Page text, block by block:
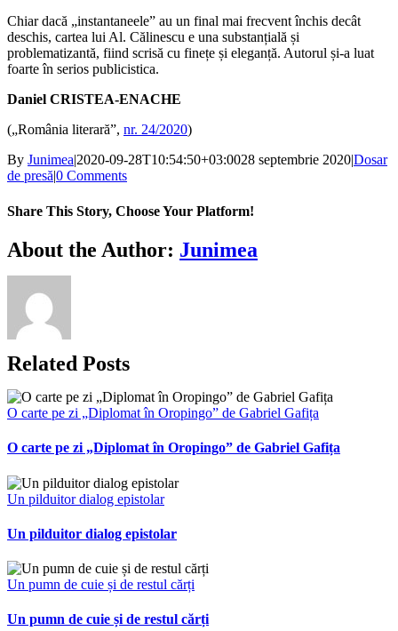
Chiar dacă „instantaneele” au un final mai frecvent închis decât
deschis, cartea lui Al. Călinescu e una substanțială și
problematizantă, fiind scrisă cu finețe și eleganță. Autorul și-a luat
foarte în serios publicistica.
Daniel CRISTEA-ENACHE
(„România literară”, nr. 24/2020)
By Junimea|2020-09-28T10:54:50+03:0028 septembrie 2020|Dosar
de presă|0 Comments
Share This Story, Choose Your Platform!
Facebook
X
Bluesky
Reddit
LinkedIn
WhatsApp
Telegram
Tumblr
Xing
Email
Copy
Link
About the Author: Junimea
Related Posts
O carte pe zi „Diplomat în Oropingo” de Gabriel Gafița
O carte pe zi „Diplomat în Oropingo” de Gabriel Gafița
Un pilduitor dialog epistolar
Un pilduitor dialog epistolar
Un pumn de cuie și de restul cărți
Un pumn de cuie și de restul cărți